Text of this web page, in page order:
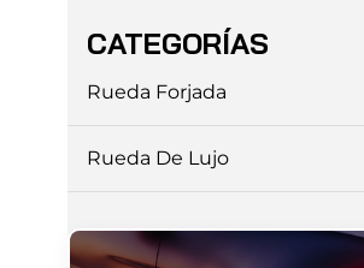
CATEGORÍAS
Rueda Forjada
Rueda De Lujo